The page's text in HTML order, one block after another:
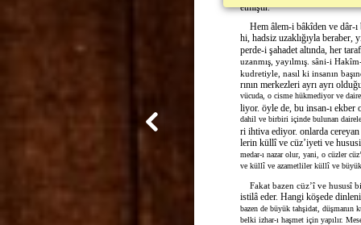
etmiştir.
Hem âlem-i bâkîden ve dâr-ı
hi, hadsiz uzaklığıyla beraber,
perde-i şahadet altında, her
uzanmış, yayılmış. sâni-i
kudretiyle, nasıl ki insanın
rının merkezleri ayrı ayrı
vücuda, o cisme hükmediyor ve
liyor. öyle de, bu insan-ı ekber
dahil ve birbiri içinde bulunan
ri ihtiva ediyor. onlarda
lerin küllî ve cüz’iyeti ve
medar-ı nazar olur, yani, o cüzler
ve küllî ve azametliler küllî ve
Fakat bazen cüz’î ve hususî
istilâ eder. Hangi köşede
bazen de büyük tahşidat, düşmanın
belki izhar-ı haşmet için yapılır.